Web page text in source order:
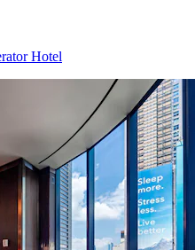
Hotel